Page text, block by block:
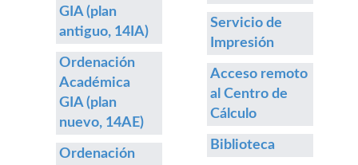
GIA (plan
antiguo, 14IA)
Ordenación
Académica
GIA (plan
nuevo, 14AE)
Ordenación
Servicio de
Impresión
Acceso remoto
al Centro de
Cálculo
Biblioteca